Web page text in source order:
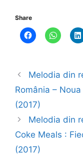
Share
Melodia din
România –
(2017)
Melodia din
Coke Meals :
(2017)